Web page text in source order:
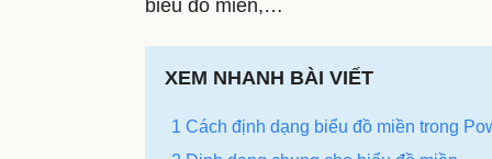
biểu đồ miền,…
XEM NHANH BÀI VIẾT
1 Cách định dạng biểu đồ miền trong